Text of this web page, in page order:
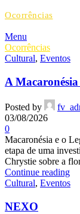
Ocorrências
Menu
Ocorrências
Cultural, Eventos
A
Posted by
03/08/2026
0
Macaronésia e o
etapa de uma
Chrystie sobre a
Continue reading
Cultural, Eventos
NEXO